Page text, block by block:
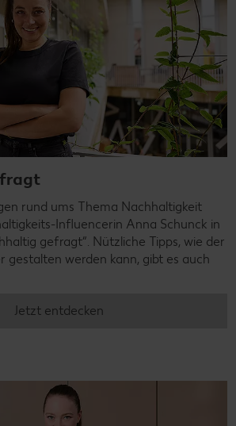
rund ums Thema Nachhaltigkeit
Influencerin Anna Schunck in
gefragt“. Nützliche Tipps, wie der
gestalten werden kann, gibt es auch
Jetzt entdecken